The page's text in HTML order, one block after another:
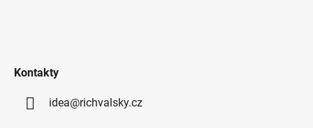
Kontakty
idea@richvalsky.cz